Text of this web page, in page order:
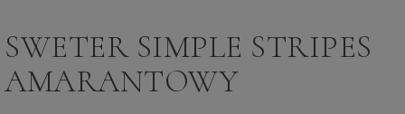
SWETER SIMPLE STRIPES
AMARANTOWY